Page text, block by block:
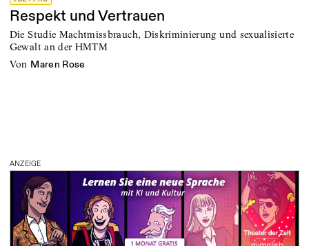
Respekt und Vertrauen
Die Studie Machtmissbrauch, Diskriminierung und sexualisierte
Gewalt an der HMTM
von Maren Rose
ANZEIGE